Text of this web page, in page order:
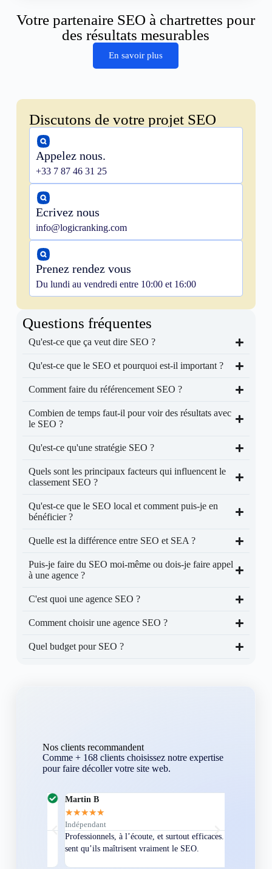
Votre partenaire SEO à chartrettes pour
des résultats mesurables
En savoir plus
Discutons de votre projet SEO
Appelez nous.
+33 7 87 46 31 25
Ecrivez nous
info@logicranking.com
Prenez rendez vous
Du lundi au vendredi entre 10:00 et 16:00
Questions fréquentes
Qu'est-ce que ça veut dire SEO ?
Qu'est-ce que le SEO et pourquoi est-il important ?
Comment faire du référencement SEO ?
Combien de temps faut-il pour voir des résultats avec
le SEO ?
Qu'est-ce qu'une stratégie SEO ?
Quels sont les principaux facteurs qui influencent le
classement SEO ?
Qu'est-ce que le SEO local et comment puis-je en
bénéficier ?
Quelle est la différence entre SEO et SEA ?
Puis-je faire du SEO moi-même ou dois-je faire appel
à une agence ?
C'est quoi une agence SEO ?
Comment choisir une agence SEO ?
Quel budget pour SEO ?
Nos clients recommandent
Comme + 168 clients choisissez notre expertise
pour faire décoller votre site web.
Martin B
★★★
Indépendant
Professionnels, à l’écoute, et surtout efficaces. On
sent qu’ils maîtrisent vraiment le SEO.